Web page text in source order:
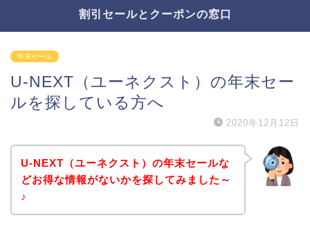
割引セールとクーポンの窓口
年末セール
U-NEXT（ユーネクスト）の年末セー
ルを探している方へ
2020年12月12日
U-NEXT（ユーネクスト）の年末セールな
どお得な情報がないかを探してみました～
♪